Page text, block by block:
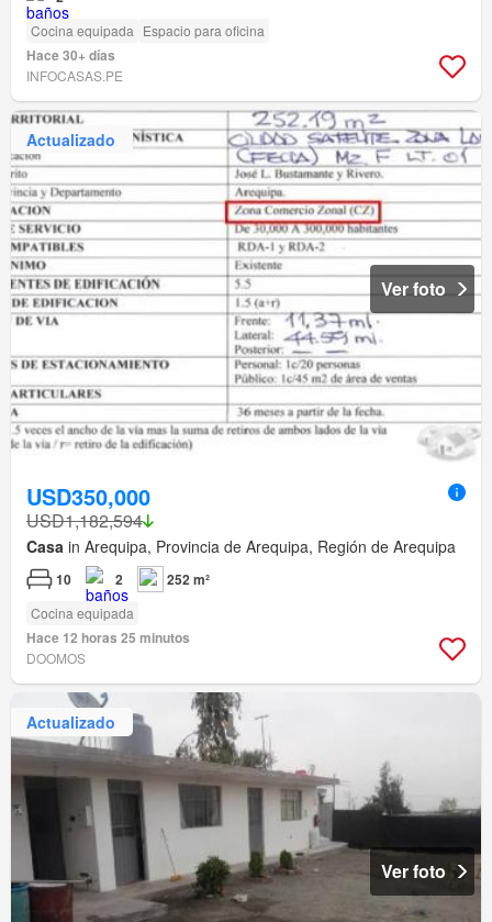
Cocina equipada Espacio para oficina
Hace 30+ días
INFOCASAS.PE
Actualizado
Ver foto
USD350,000
USD1,182,594
Casa in Arequipa, Provincia de Arequipa, Región de Arequipa
10 2 252 m²
Cocina equipada
Hace 12 horas 25 minutos
DOOMOS
Actualizado
Ver foto